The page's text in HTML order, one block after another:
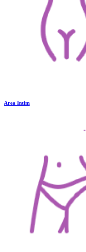
Area Intim